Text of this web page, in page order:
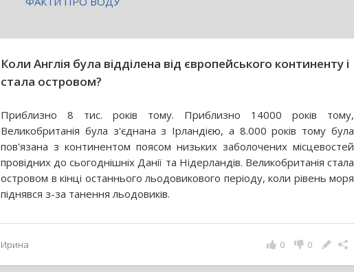
Коли Англія була відділена від європейського континенту і
стала островом?
Приблизно 8 тис. років тому. Приблизно 14000 років тому,
Великобританія була з'єднана з Ірландією, а 8.000 років тому була
пов'язана з континентом поясом низьких заболочених місцевостей
провідних до сьогоднішніх Данії та Нідерландів. Великобританія стала
островом в кінці останнього льодовикового періоду, коли рівень моря
піднявся з-за танення льодовиків.
Ирина 0
0